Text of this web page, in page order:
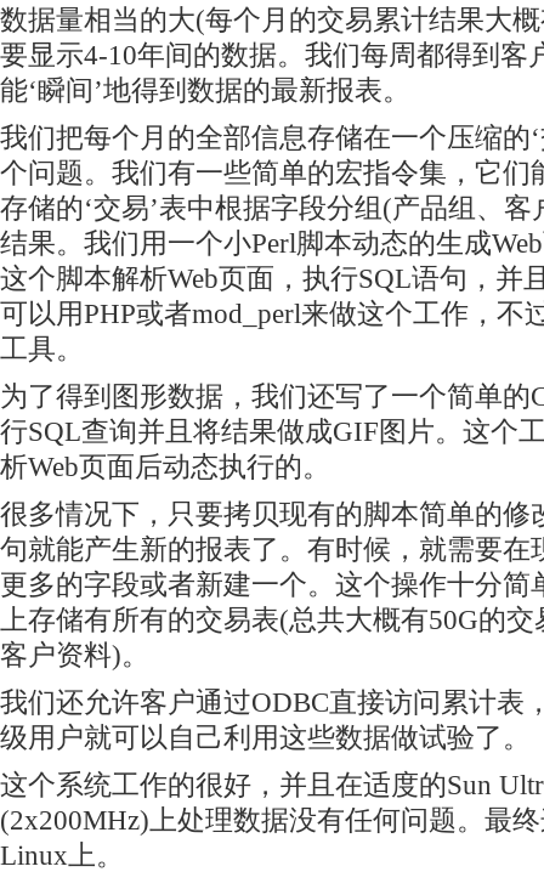
数据量相当的大(每个月的交易累计结果大
要显示4-10年间的数据。我们每周都得到客
能‘瞬间’地得到数据的最新报表。
我们把每个月的全部信息存储在一个压缩的
个问题。我们有一些简单的宏指令集，它们
存储的‘交易’表中根据字段分组(产品组、
结果。我们用一个小Perl脚本动态的生成
这个脚本解析Web页面，执行SQL语句，并
可以用PHP或者mod_perl来做这个工作，不
工具。
为了得到图形数据，我们还写了一个简单的
行SQL查询并且将结果做成GIF图片。这个
析Web页面后动态执行的。
很多情况下，只要拷贝现有的脚本简单的修
句就能产生新的报表了。有时候，就需要在
更多的字段或者新建一个。这个操作十分简
上存储有所有的交易表(总共大概有50G的
客户资料)。
我们还允许客户通过ODBC直接访问累计表
级用户就可以自己利用这些数据做试验了。
这个系统工作的很好，并且在适度的Sun
(2x200MHz)上处理数据没有任何问题。最
Linux上。